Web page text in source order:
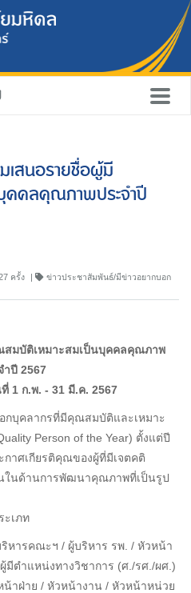
เสนอรายชื่อผู้มี
คคลคุณภาพประจำปี
ครั้ง ข่าวประชาสัมพันธ์/มีข่าวอยากบอก
มบัติเหมาะสมเป็นบุคคลคุณภาพ
ำปี 2567
1 ก.พ. - 31 มี.ค. 2567
คลากรที่มีคุณสมบัติและเหมาะ
Person of the Year) ตั้งแต่ปี
กาศเกียรติคุณของผู้ที่มีเจตคติ
ในด้านการพัฒนาคุณภาพที่เป็นรูป
ะเภท
หารคณะฯ / ผู้บริหาร รพ. / หัวหน้า
มีตำแหน่งทางวิชาการ (ศ./รศ./ผศ.)
น้าฝ่าย / หัวหน้างาน / หัวหน้าหน่วย